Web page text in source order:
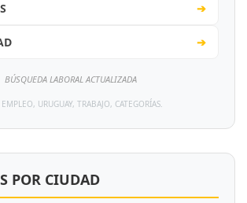
➔
➔
BÚSQUEDA LABORAL ACTUALIZADA
EMPLEO, URUGUAY, TRABAJO, CATEGORÍAS.
POR CIUDAD